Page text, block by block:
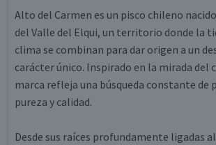
Alto del Carmen es un pisco chileno
del Valle del Elqui, un territorio donde la
clima se combinan para dar origen a un
carácter único. Inspirado en la mirada del
marca refleja una búsqueda constante de
pureza y calidad.
Desde sus raíces profundamente ligadas